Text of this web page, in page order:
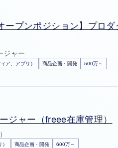
プンポジション】プロダ
ジャー
ア、アプリ） 商品企画・開発 500万～
ジャー（freee在庫管理）
商品企画・開発 600万～